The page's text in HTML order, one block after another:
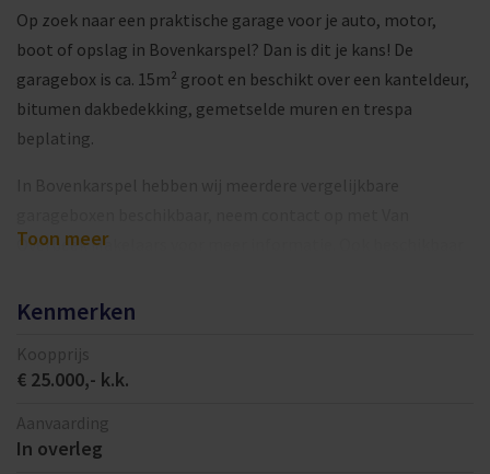
Op zoek naar een praktische garage voor je auto, motor,
boot of opslag in Bovenkarspel? Dan is dit je kans! De
garagebox is ca. 15m² groot en beschikt over een kanteldeur,
bitumen dakbedekking, gemetselde muren en trespa
beplating.
Overbeek Makelaars voor meer informatie. Ook beschikbaar
De garageboxen zijn gelegen in verschillende hofjes van
woonwijken. De bereikbaarheid is goed en aan de voorzijde
zijn binnenterreinen gelegen. Daarnaast is er een goede
Aanvaarding: In overleg.
Toon meer
Kenmerken
Koopprijs
€ 25.000,- k.k.
Aanvaarding
In overleg